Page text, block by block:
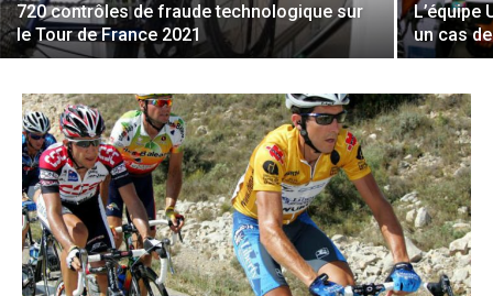
720 contrôles de fraude technologique sur
le Tour de France 2021
L’équipe
un cas